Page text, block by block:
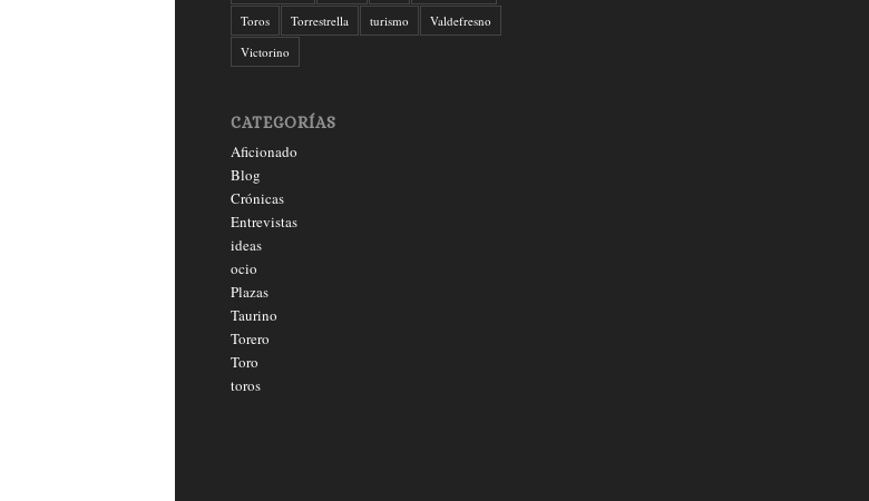
Toros
Torrestrella turismo
Valdefresno
Victorino
CATEGORÍAS
Aficionado
Blog
Crónicas
Entrevistas
ideas
ocio
Plazas
Taurino
Torero
Toro
toros